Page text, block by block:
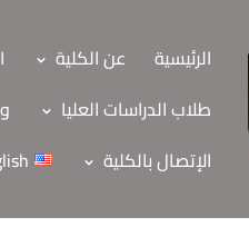
الرئيسية عن الكلية
طلاب الدراسات العليا
الإتصال بالكلية